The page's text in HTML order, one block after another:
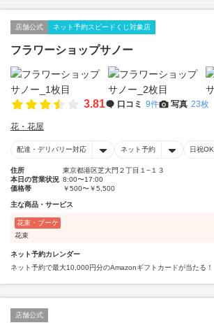
店舗公式 ネット予約スピードくじ対象店
フラワーショップサノー
3.81 口コミ 9件 写真 23枚
花・花屋
配達・デリバリー対応 ネット予約 日祝OK
住所
東京都港区芝大門２丁目１−１３
本日の営業状況 8:00〜17:00
価格帯
￥500〜￥5,500
主な商品・サービス
花束・ブーケ
花束
ネット予約カレンダー
ネット予約で最大10,000円分のAmazonギフトカードが当たる！
店舗公式